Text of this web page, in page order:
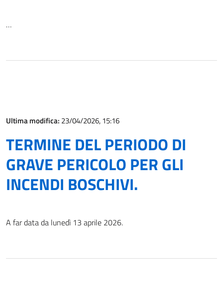
…
Ultima modifica: 23/04/2026, 15:16
TERMINE DEL PERIODO DI
GRAVE PERICOLO PER GLI
INCENDI BOSCHIVI.
A far data da lunedì 13 aprile 2026.